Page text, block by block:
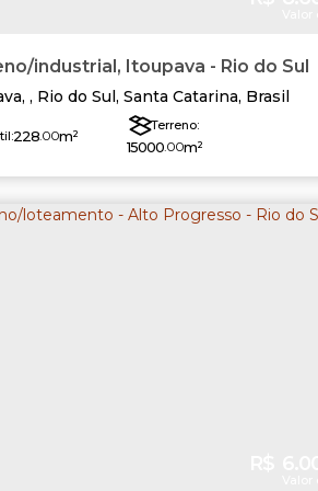
industrial, Itoupava - Rio do Sul
, Rio do Sul, Santa Catarina, Brasil
228.00m²
Terreno:
15000.00m²